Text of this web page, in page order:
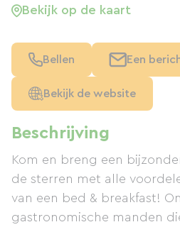
Beschrijving
Kom en breng een
de sterren met alle
van een bed & breakfast!
gastronomische manden
Bekijk op de kaart
Bellen Een
Bekijk de website